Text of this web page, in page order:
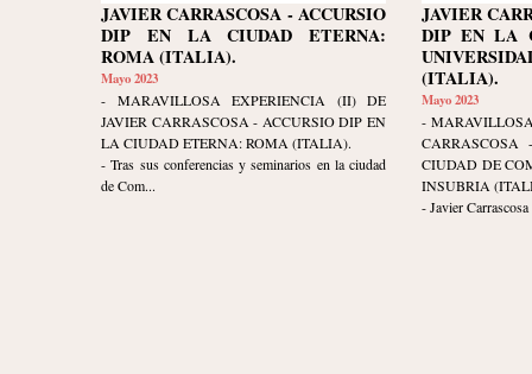
JAVIER CARRASCOSA - ACCURSIO
DIP EN LA CIUDAD ETERNA:
ROMA (ITALIA).
Mayo 2023
- MARAVILLOSA EXPERIENCIA (II) DE
JAVIER CARRASCOSA - ACCURSIO DIP EN
LA CIUDAD ETERNA: ROMA (ITALIA).
- Tras sus conferencias y seminarios en la ciudad
de Com...
JAVIER
DIP EN LA
(ITALIA).
Mayo 2023
-
CIUDAD DE
INSUBRIA
- Javier